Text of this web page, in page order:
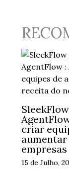
criar
empresas
15 de Julho,